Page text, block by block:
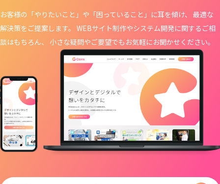
お客様の「やりたいこと」や「困っていること」に耳を傾け、 最適な
解決策をご提案します。 WEBサイト制作やシステム開発に関するご相
談はもちろん、 小さな疑問やご要望でもお気軽にお聞かせください。